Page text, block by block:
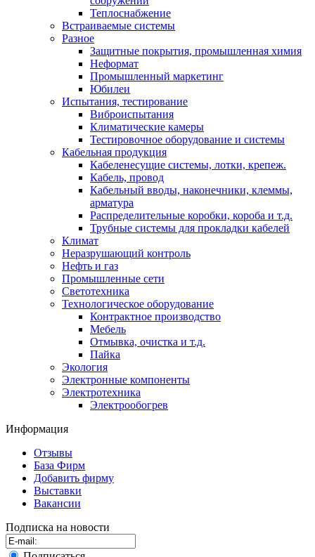
Теплоснабжение
Встраиваемые системы
Разное
Защитные покрытия, промышленная химия
Неформат
Промышленный маркетинг
Юбилеи
Испытания, тестирование
Виброиспытания
Климатические камеры
Тестировочное оборудование и системы
Кабельная продукция
Кабеленесущие системы, лотки, крепеж.
Кабель, провод
Кабельный вводы, наконечники, клеммы,
арматура
Распределительные коробки, короба и т.д.
Трубные системы для прокладки кабелей
Климат
Неразрушающий контроль
Нефть и газ
Промышленные сети
Светотехника
Технологическое оборудование
Контрактное производство
Мебель
Отмывка, очистка и т.д.
Пайка
Экология
Электронные компоненты
Электротехника
Электрообогрев
Информация
Отзывы
База Фирм
Добавить фирму
Выставки
Вакансии
Подписка на новости